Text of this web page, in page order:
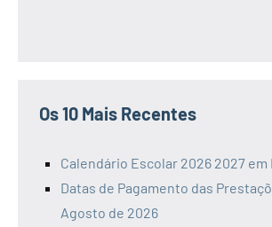
Os 10 Mais Recentes
Calendário Escolar 2026 2027 em
Datas de Pagamento das
Agosto de 2026